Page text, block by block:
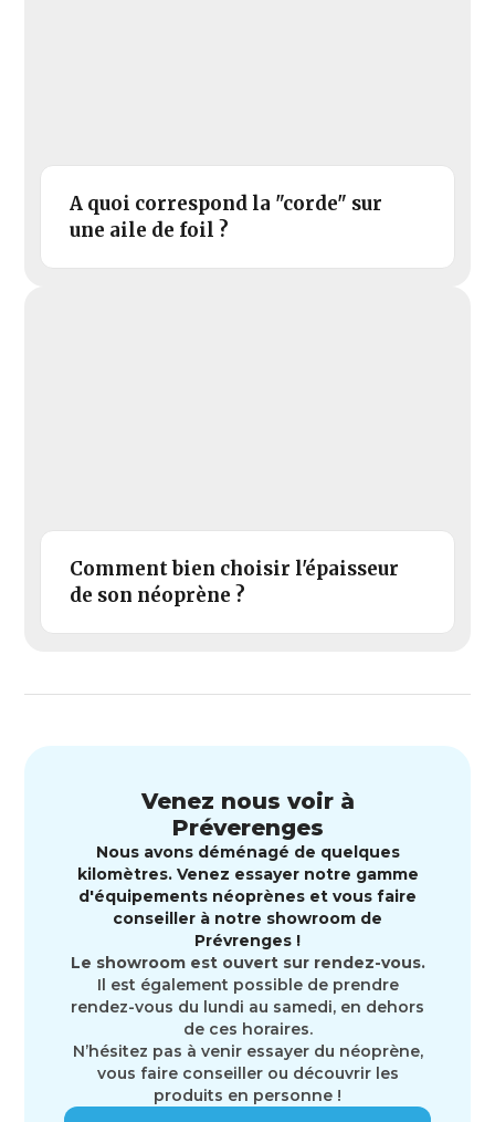
A quoi correspond la "corde" sur
une aile de foil ?
Comment bien choisir l'épaisseur
de son néoprène ?
Venez nous voir à
Préverenges
Nous avons déménagé de quelques
kilomètres. Venez essayer notre gamme
d'équipements néoprènes et vous faire
conseiller à notre showroom de
Prévrenges !
Le showroom est ouvert sur rendez-vous.
Il est également possible de prendre
rendez-vous du lundi au samedi, en dehors
de ces horaires.
N’hésitez pas à venir essayer du néoprène,
vous faire conseiller ou découvrir les
produits en personne !